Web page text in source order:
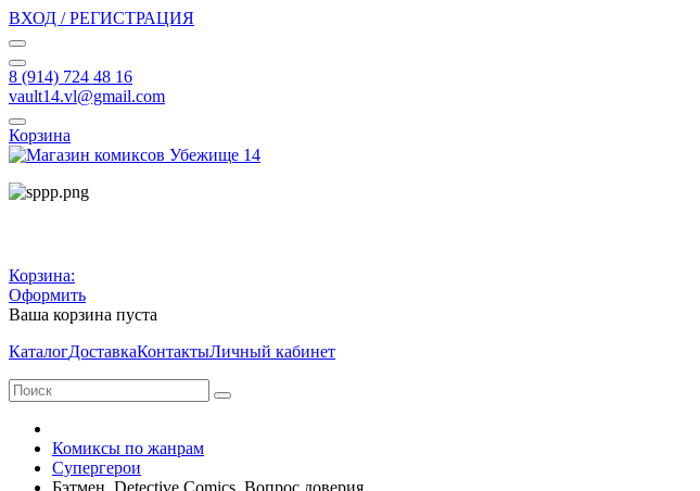
ВХОД / РЕГИСТРАЦИЯ
8 (914) 724 48 16
vault14.vl@gmail.com
Корзина
Корзина:
Оформить
Ваша корзина пуста
КаталогДоставкаКонтактыЛичный кабинет
Комиксы по жанрам
Супергерои
Бэтмен. Detective Comics. Вопрос доверия